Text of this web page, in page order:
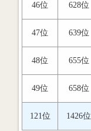
46位 628位
47位 639位
48位 655位
49位 658位
121位 1426位